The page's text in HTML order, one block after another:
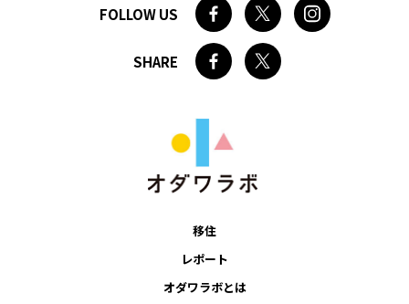
FOLLOW US
SHARE
移住
レポート
オダワラボとは